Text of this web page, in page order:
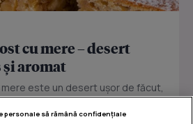
cu mere – desert
aromat
este un desert ușor de făcut,
personale să rămână confidențiale